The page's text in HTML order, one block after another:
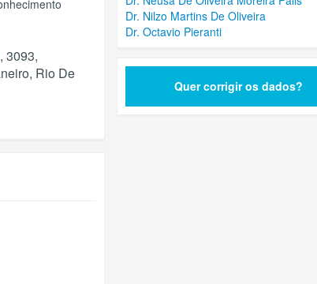
3093,
Rio De
Dr. Nilzo Martins De Oliveira
Dr. Octavio Pieranti
Quer corrigir os dados?